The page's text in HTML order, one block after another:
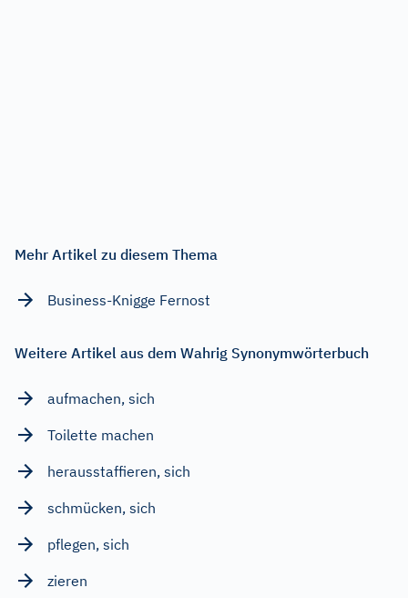
Mehr Artikel zu diesem Thema
Business-Knigge Fernost
Weitere Artikel aus dem Wahrig Synonymwörterbuch
aufmachen, sich
Toilette machen
herausstaffieren, sich
schmücken, sich
pflegen, sich
zieren